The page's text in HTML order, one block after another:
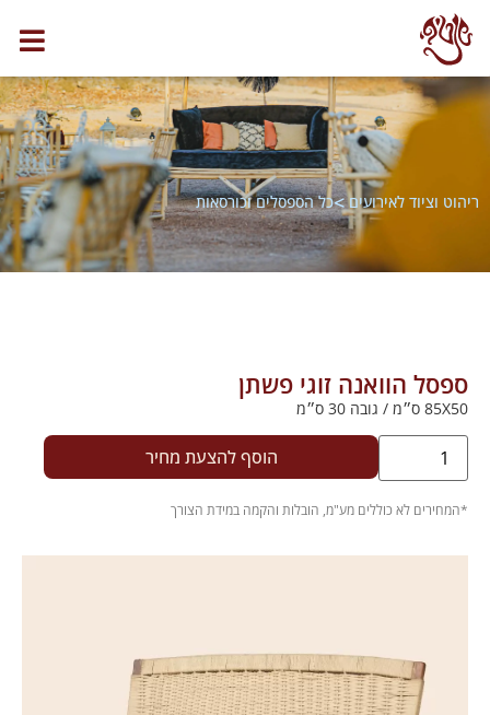
ריהוט וציוד לאירועים >כל הספסלים וכורסאות
ספסל הוואנה זוגי פשתן
85X50 ס״מ / גובה 30 ס״מ
הוסף להצעת מחיר
*המחירים לא כוללים מע"מ, הובלות והקמה במידת הצורך